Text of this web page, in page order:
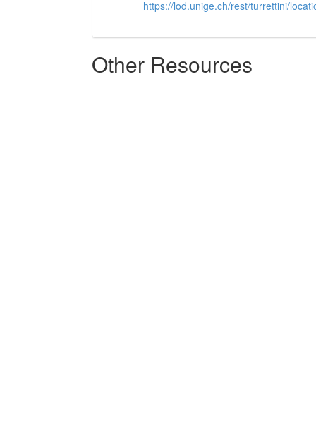
https://lod.unige.ch/rest/turrettini/
Other Resources